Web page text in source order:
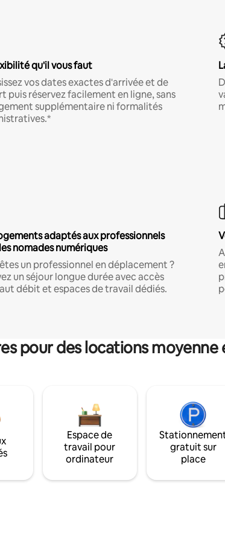
qu'il vous faut
vos dates exactes d'arrivée et de
puis réservez facilement en ligne, sans
supplémentaire ni formalités
adaptés aux professionnels
nomades numériques
un professionnel en déplacement ?
un séjour longue durée avec accès
débit et espaces de travail dédiés.
pour des locations
Espace de
travail pour
ordinateur
gratuit sur
place